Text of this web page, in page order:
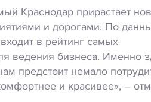
Краснодар прирастает
и дорогами. По
в рейтинг самых
ведения бизнеса. Именно
предстоит немало
и красивее», –